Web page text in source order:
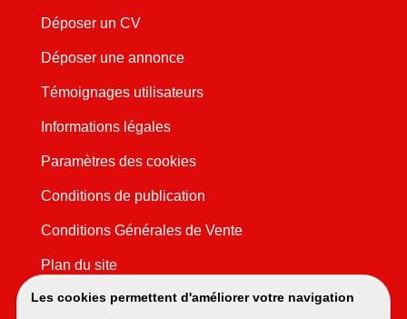
Les cookies permettent d'améliorer votre navigation
Déposer un CV
Déposer une annonce
Témoignages utilisateurs
Informations légales
Paramètres des cookies
Conditions de publication
Conditions Générales de Vente
Plan du site